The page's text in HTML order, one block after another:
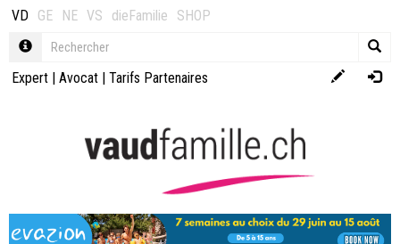
VD GE NE VS dieFamilie SHOP
Expert | Avocat | Tarifs Partenaires